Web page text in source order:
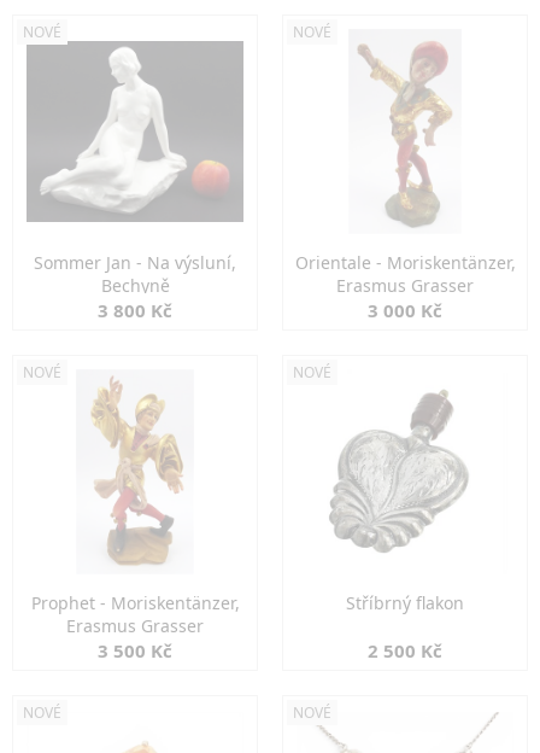
NOVÉ
Sommer Jan - Na výsluní,
Bechyně
3 800 Kč
NOVÉ
Orientale - Moriskentänzer,
Erasmus Grasser
3 000 Kč
NOVÉ
Prophet - Moriskentänzer,
Erasmus Grasser
3 500 Kč
NOVÉ
Stříbrný flakon
2 500 Kč
NOVÉ NOVÉ